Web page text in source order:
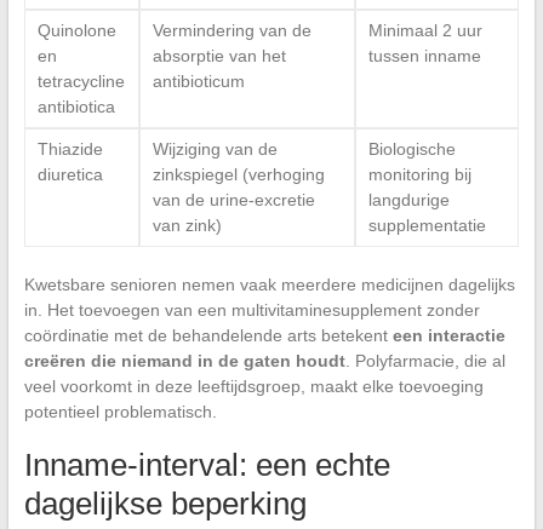
Quinolone
en
tetracycline
antibiotica
Vermindering van de
absorptie van het
antibioticum
Minimaal 2 uur
tussen inname
Thiazide
diuretica
Wijziging van de
zinkspiegel (verhoging
van de urine-excretie
van zink)
Biologische
monitoring bij
langdurige
supplementatie
Kwetsbare senioren nemen vaak meerdere medicijnen dagelijks
in. Het toevoegen van een multivitaminesupplement zonder
coördinatie met de behandelende arts betekent een interactie
creëren die niemand in de gaten houdt. Polyfarmacie, die al
veel voorkomt in deze leeftijdsgroep, maakt elke toevoeging
potentieel problematisch.
Inname-interval: een echte
dagelijkse beperking